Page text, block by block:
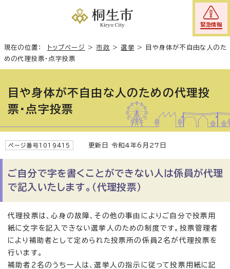
緊急情報
現在の位置： トップページ >市政 >選挙 >
目や身体が不自由な人のた
めの代理投票・点字投票
目や身体が不自由な人のための代理投
票・点字投票
ページ番号1019415 更新日 令和4年6月27日
ご自分で字を書くことができない人は係員が代理
で記入いたします。（代理投票）
代理投票は、心身の故障、その他の事由によりご自分で投票用
紙に文字を記入できない選挙人のための制度です。投票管理者
により補助者として定められた投票所の係員2名が代理投票を
行います。
補助者2名のうち一人は、選挙人の指示に従って投票用紙に記